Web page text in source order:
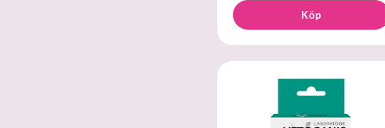
Köp